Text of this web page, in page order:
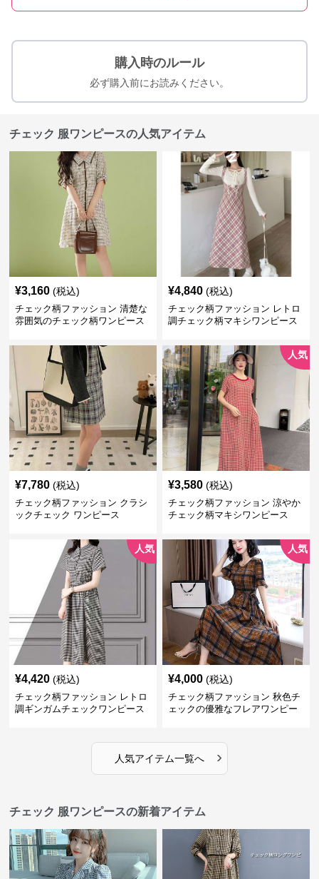
購入時のルール
必ず購入前にお読みください。
チェック 服ワンピースの人気アイテム
¥3,160 (税込)
チェック柄ファッション 清楚な
雰囲気のチェック柄ワンピース
¥4,840 (税込)
チェック柄ファッション レトロ
調チェック柄マキシワンピース
¥7,780 (税込)
チェック柄ファッション クラシ
ックチェック ワンピース
人気
¥3,580 (税込)
チェック柄ファッション 涼やか
チェック柄マキシワンピース
人気
¥4,420 (税込)
チェック柄ファッション レトロ
調ギンガムチェックワンピース
人気
¥4,000 (税込)
チェック柄ファッション 秋色チ
ェックの優雅なフレアワンピー
人気アイテム一覧へ ›
チェック 服ワンピースの新着アイテム